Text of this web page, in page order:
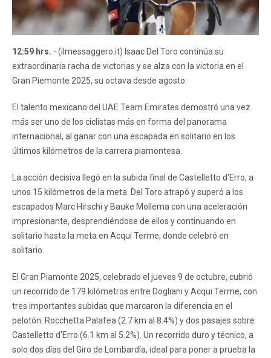
12:59 hrs. - (ilmessaggero.it) Isaac Del Toro continúa su
extraordinaria racha de victorias y se alza con la victoria en el
Gran Piemonte 2025, su octava desde agosto.
El talento mexicano del UAE Team Emirates demostró una vez
más ser uno de los ciclistas más en forma del panorama
internacional, al ganar con una escapada en solitario en los
últimos kilómetros de la carrera piamontesa.
La acción decisiva llegó en la subida final de Castelletto d'Erro, a
unos 15 kilómetros de la meta. Del Toro atrapó y superó a los
escapados Marc Hirschi y Bauke Mollema con una aceleración
impresionante, desprendiéndose de ellos y continuando en
solitario hasta la meta en Acqui Terme, donde celebró en
solitario.
El Gran Piamonte 2025, celebrado el jueves 9 de octubre, cubrió
un recorrido de 179 kilómetros entre Dogliani y Acqui Terme, con
tres importantes subidas que marcaron la diferencia en el
pelotón: Rocchetta Palafea (2.7 km al 8.4%) y dos pasajes sobre
Castelletto d'Erro (6.1 km al 5.2%). Un recorrido duro y técnico, a
solo dos días del Giro de Lombardía, ideal para poner a prueba la